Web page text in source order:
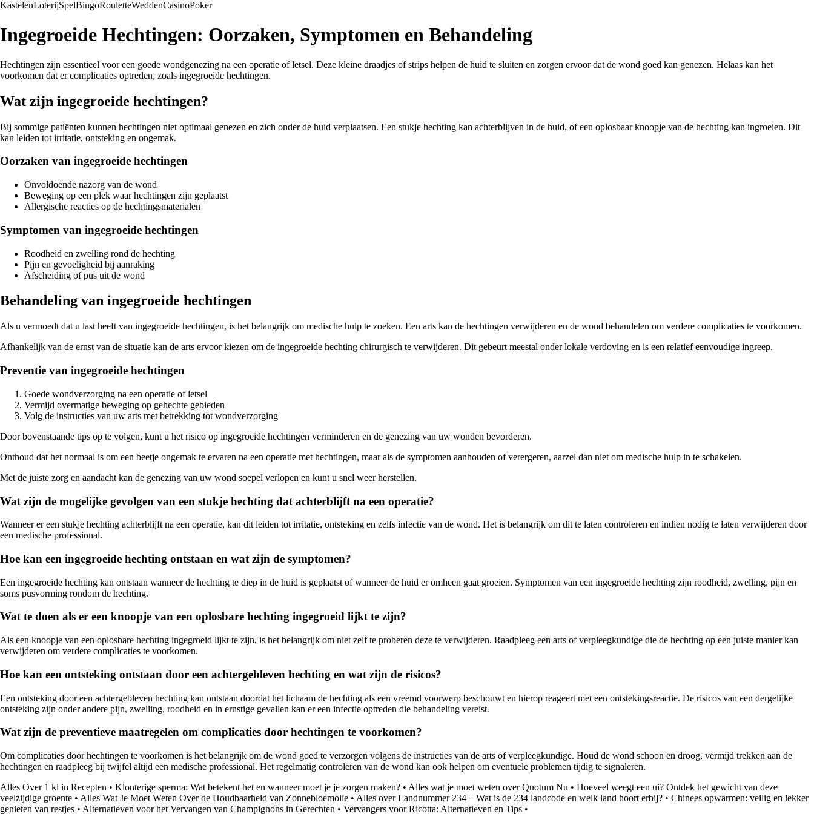
KastelenLoterijSpelBingoRouletteWeddenCasinoPoker
Ingegroeide Hechtingen: Oorzaken, Symptomen en Behandeling
Hechtingen zijn essentieel voor een goede wondgenezing na een operatie of letsel. Deze kleine draadjes of strips helpen de huid te sluiten en zorgen ervoor dat de wond goed kan genezen. Helaas kan het
voorkomen dat er complicaties optreden, zoals ingegroeide hechtingen.
Wat zijn ingegroeide hechtingen?
Bij sommige patiënten kunnen hechtingen niet optimaal genezen en zich onder de huid verplaatsen. Een stukje hechting kan achterblijven in de huid, of een oplosbaar knoopje van de hechting kan ingroeien. Dit
kan leiden tot irritatie, ontsteking en ongemak.
Oorzaken van ingegroeide hechtingen
Onvoldoende nazorg van de wond
Beweging op een plek waar hechtingen zijn geplaatst
Allergische reacties op de hechtingsmaterialen
Symptomen van ingegroeide hechtingen
Roodheid en zwelling rond de hechting
Pijn en gevoeligheid bij aanraking
Afscheiding of pus uit de wond
Behandeling van ingegroeide hechtingen
Als u vermoedt dat u last heeft van ingegroeide hechtingen, is het belangrijk om medische hulp te zoeken. Een arts kan de hechtingen verwijderen en de wond behandelen om verdere complicaties te voorkomen.
Afhankelijk van de ernst van de situatie kan de arts ervoor kiezen om de ingegroeide hechting chirurgisch te verwijderen. Dit gebeurt meestal onder lokale verdoving en is een relatief eenvoudige ingreep.
Preventie van ingegroeide hechtingen
Goede wondverzorging na een operatie of letsel
Vermijd overmatige beweging op gehechte gebieden
Volg de instructies van uw arts met betrekking tot wondverzorging
Door bovenstaande tips op te volgen, kunt u het risico op ingegroeide hechtingen verminderen en de genezing van uw wonden bevorderen.
Onthoud dat het normaal is om een beetje ongemak te ervaren na een operatie met hechtingen, maar als de symptomen aanhouden of verergeren, aarzel dan niet om medische hulp in te schakelen.
Met de juiste zorg en aandacht kan de genezing van uw wond soepel verlopen en kunt u snel weer herstellen.
Wat zijn de mogelijke gevolgen van een stukje hechting dat achterblijft na een operatie?
Wanneer er een stukje hechting achterblijft na een operatie, kan dit leiden tot irritatie, ontsteking en zelfs infectie van de wond. Het is belangrijk om dit te laten controleren en indien nodig te laten verwijderen door
een medische professional.
Hoe kan een ingegroeide hechting ontstaan en wat zijn de symptomen?
Een ingegroeide hechting kan ontstaan wanneer de hechting te diep in de huid is geplaatst of wanneer de huid er omheen gaat groeien. Symptomen van een ingegroeide hechting zijn roodheid, zwelling, pijn en
soms pusvorming rondom de hechting.
Wat te doen als er een knoopje van een oplosbare hechting ingegroeid lijkt te zijn?
Als een knoopje van een oplosbare hechting ingegroeid lijkt te zijn, is het belangrijk om niet zelf te proberen deze te verwijderen. Raadpleeg een arts of verpleegkundige die de hechting op een juiste manier kan
verwijderen om verdere complicaties te voorkomen.
Hoe kan een ontsteking ontstaan door een achtergebleven hechting en wat zijn de risicos?
Een ontsteking door een achtergebleven hechting kan ontstaan doordat het lichaam de hechting als een vreemd voorwerp beschouwt en hierop reageert met een ontstekingsreactie. De risicos van een dergelijke
ontsteking zijn onder andere pijn, zwelling, roodheid en in ernstige gevallen kan er een infectie optreden die behandeling vereist.
Wat zijn de preventieve maatregelen om complicaties door hechtingen te voorkomen?
Om complicaties door hechtingen te voorkomen is het belangrijk om de wond goed te verzorgen volgens de instructies van de arts of verpleegkundige. Houd de wond schoon en droog, vermijd trekken aan de
hechtingen en raadpleeg bij twijfel altijd een medische professional. Het regelmatig controleren van de wond kan ook helpen om eventuele problemen tijdig te signaleren.
Alles Over 1 kl in Recepten • Klonterige sperma: Wat betekent het en wanneer moet je je zorgen maken? • Alles wat je moet weten over Quotum Nu • Hoeveel weegt een ui? Ontdek het gewicht van deze
veelzijdige groente • Alles Wat Je Moet Weten Over de Houdbaarheid van Zonnebloemolie • Alles over Landnummer 234 – Wat is de 234 landcode en welk land hoort erbij? • Chinees opwarmen: veilig en lekker
genieten van restjes • Alternatieven voor het Vervangen van Champignons in Gerechten • Vervangers voor Ricotta: Alternatieven en Tips •